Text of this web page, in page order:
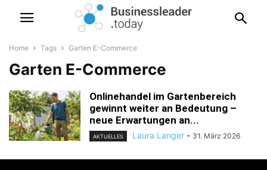
Home Tags Garten E-Commerce
Garten E-Commerce
Onlinehandel im Gartenbereich
gewinnt weiter an Bedeutung –
neue Erwartungen an...
AKTUELLES Laura Langer - 31. März 2026